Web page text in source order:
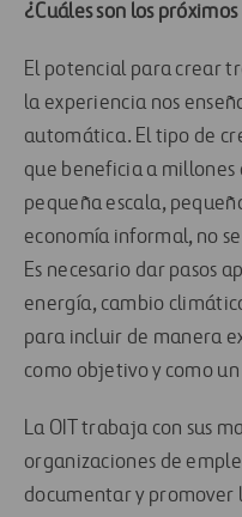
¿Cuáles son los próximos
El potencial para crear
la experiencia nos
automática. El tipo de
que beneficia a
pequeña escala,
economía informal, no
Es necesario dar pasos
energía, cambio
para incluir de manera
como objetivo y como
La OIT trabaja con sus
organizaciones de
documentar y promover